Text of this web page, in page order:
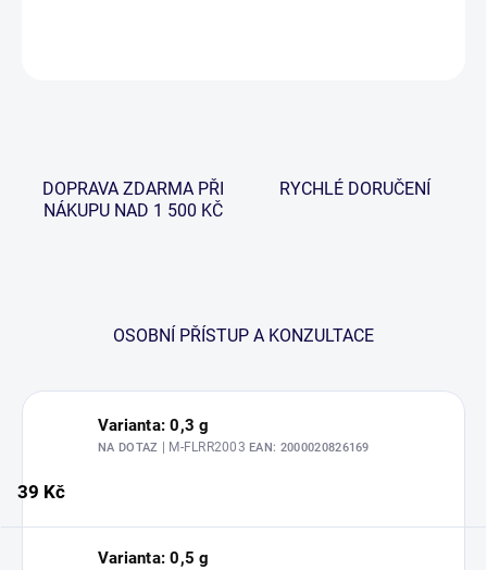
DOPRAVA ZDARMA PŘI
NÁKUPU NAD 1 500 KČ
RYCHLÉ DORUČENÍ
OSOBNÍ PŘÍSTUP A KONZULTACE
Varianta: 0,3 g
NA DOTAZ | M-FLRR2003EAN: 2000020826169
39 Kč
Varianta: 0,5 g